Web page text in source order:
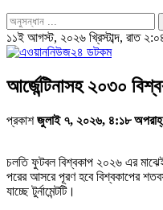
১১ই আগস্ট, ২০২৬ খ্রিস্টাব্দ, রাত
আর্জেন্টিনাসহ ২০৩০
প্রকাশজুলাই ৭, ২০২৬, ৪:১৮
চলতি ফুটবল বিশ্বকাপ ২০২৬ এর
পরের আসরে পূরণ হবে বিশ্বকাপের
যাচ্ছে টুর্নামেন্টটি।